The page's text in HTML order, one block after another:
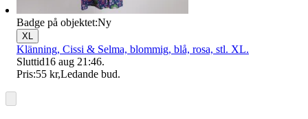
Badge på objektet:Ny
XL
Klänning, Cissi & Selma, blommig, blå, rosa, stl. XL.
Sluttid16 aug 21:46.
Pris:55 kr,Ledande bud.